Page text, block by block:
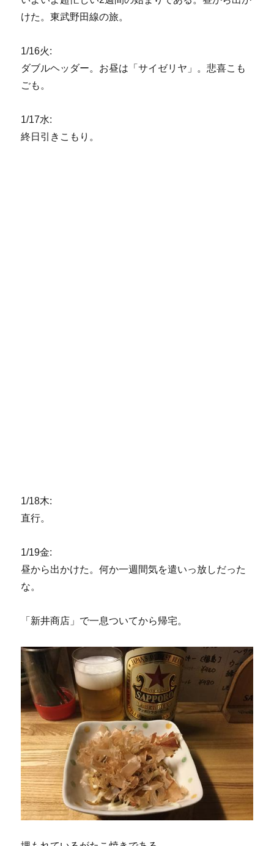
けた。東武野田線の旅。
1/16火:
ダブルヘッダー。お昼は「サイゼリヤ」。悲喜こも
ごも。
1/17水:
終日引きこもり。
1/18木:
直行。
1/19金:
昼から出かけた。何か一週間気を遣いっ放しだった
な。
「新井商店」で一息ついてから帰宅。